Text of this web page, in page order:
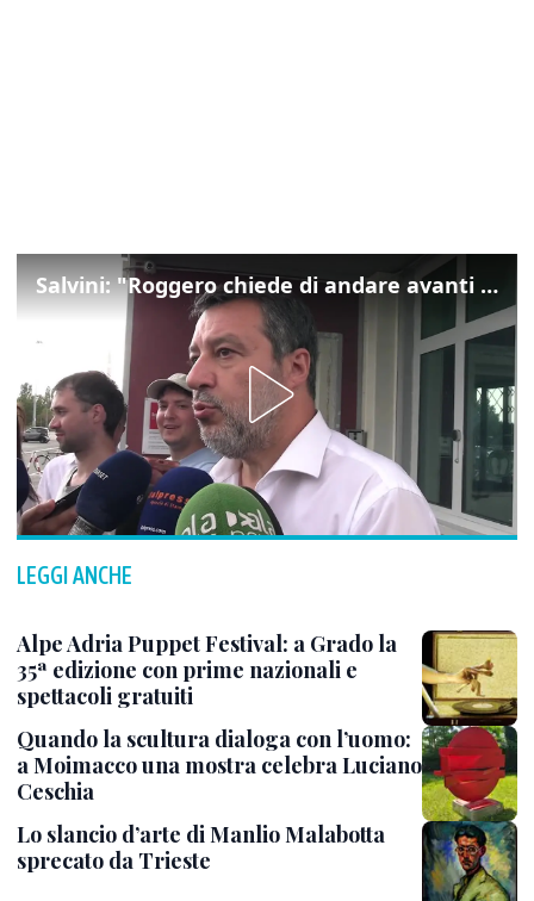
Salvini: "Roggero chiede di andare avanti su norma anti-risarcimenti"
LEGGI ANCHE
Alpe Adria Puppet Festival: a Grado la
35ª edizione con prime nazionali e
spettacoli gratuiti
Quando la scultura dialoga con l’uomo:
a Moimacco una mostra celebra Luciano
Ceschia
Lo slancio d’arte di Manlio Malabotta
sprecato da Trieste